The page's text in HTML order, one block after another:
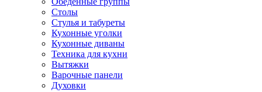
Столы
Стулья и табуреты
Кухонные уголки
Кухонные диваны
Техника для кухни
Вытяжки
Варочные панели
Духовки